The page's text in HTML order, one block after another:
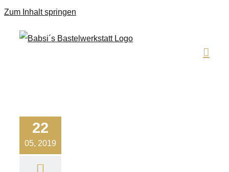
Zum Inhalt springen
22
05, 2019